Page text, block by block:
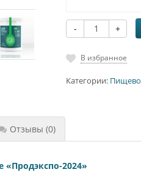
- +
В избранное
Категории:
Отзывы (0)
2024»